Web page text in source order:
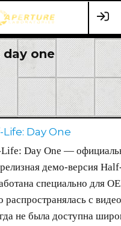
one
Life: Day One
Day One —
демо-версия
специально для
распространялась с
не была доступна